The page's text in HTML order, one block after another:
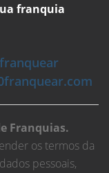
franquia
Franquias.
os termos da
pessoais,